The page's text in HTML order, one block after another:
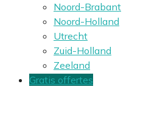
Noord-Brabant
Noord-Holland
Utrecht
Zuid-Holland
Zeeland
Gratis offertes